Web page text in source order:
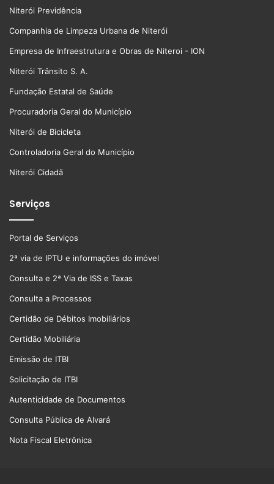
Niterói Previdência
Companhia de Limpeza Urbana de Niterói
Empresa de Infraestrutura e Obras de Niteroi - ION
Niterói Trânsito S. A.
Fundação Estatal de Saúde
Procuradoria Geral do Município
Niterói de Bicicleta
Controladoria Geral do Município
Niterói Cidadã
Serviços
Portal de Serviços
2ª via de IPTU e informações do imóvel
Consulta e 2ª Via de ISS e Taxas
Consulta a Processos
Certidão de Débitos Imobiliários
Certidão Mobiliária
Emissão de ITBI
Solicitação de ITBI
Autenticidade de Documentos
Consulta Pública de Alvará
Nota Fiscal Eletrônica